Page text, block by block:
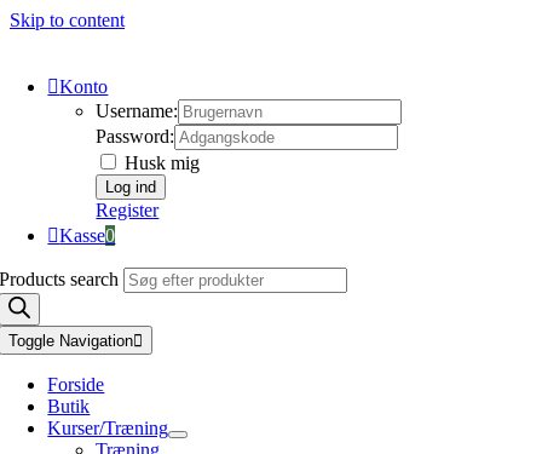
Skip to content
Konto
Username:
Password:
Husk mig
Register
Kasse0
Products search
Toggle Navigation
Forside
Butik
Kurser/Træning
Træning